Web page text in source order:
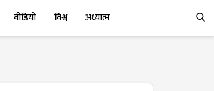
वीडियो विश्व अध्यात्म